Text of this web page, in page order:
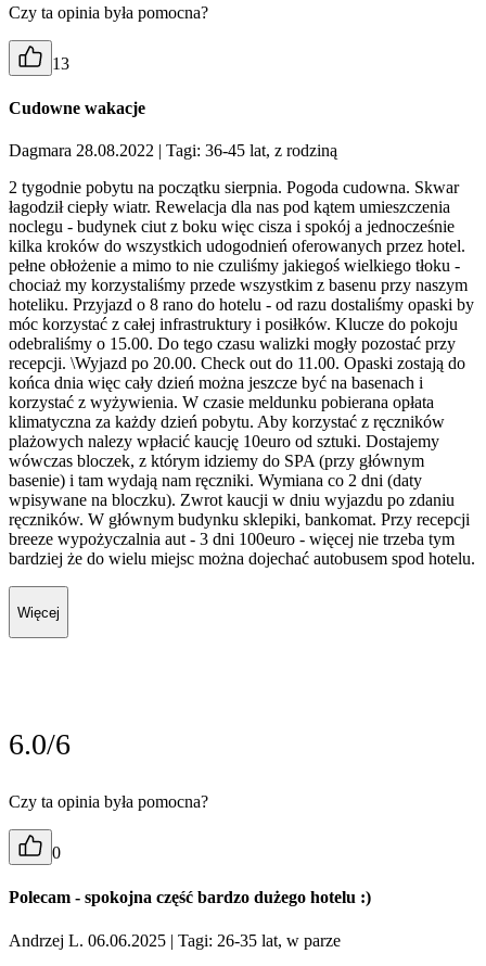
Czy ta opinia była pomocna?
13
Cudowne wakacje
Dagmara 28.08.2022
| Tagi: 36-45 lat, z rodziną
2 tygodnie pobytu na początku sierpnia. Pogoda cudowna. Skwar
łagodził ciepły wiatr. Rewelacja dla nas pod kątem umieszczenia
noclegu - budynek ciut z boku więc cisza i spokój a jednocześnie
kilka kroków do wszystkich udogodnień oferowanych przez hotel.
pełne obłożenie a mimo to nie czuliśmy jakiegoś wielkiego tłoku -
chociaż my korzystaliśmy przede wszystkim z basenu przy naszym
hoteliku. Przyjazd o 8 rano do hotelu - od razu dostaliśmy opaski by
móc korzystać z całej infrastruktury i posiłków. Klucze do pokoju
odebraliśmy o 15.00. Do tego czasu walizki mogły pozostać przy
recepcji. \Wyjazd po 20.00. Check out do 11.00. Opaski zostają do
końca dnia więc cały dzień można jeszcze być na basenach i
korzystać z wyżywienia. W czasie meldunku pobierana opłata
klimatyczna za każdy dzień pobytu. Aby korzystać z ręczników
plażowych nalezy wpłacić kaucję 10euro od sztuki. Dostajemy
wówczas bloczek, z którym idziemy do SPA (przy głównym
basenie) i tam wydają nam ręczniki. Wymiana co 2 dni (daty
wpisywane na bloczku). Zwrot kaucji w dniu wyjazdu po zdaniu
ręczników. W głównym budynku sklepiki, bankomat. Przy recepcji
breeze wypożyczalnia aut - 3 dni 100euro - więcej nie trzeba tym
bardziej że do wielu miejsc można dojechać autobusem spod hotelu.
Więcej
6.0/6
Czy ta opinia była pomocna?
0
Polecam - spokojna część bardzo dużego hotelu :)
Andrzej L. 06.06.2025 | Tagi: 26-35 lat, w parze